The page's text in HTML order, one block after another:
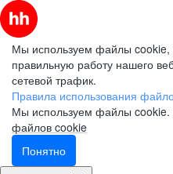
Мы используем файлы cookie,
правильную работу нашего
сетевой трафик.
Правила использования
Мы используем файлы cookie.
файлов cookie
Понятно